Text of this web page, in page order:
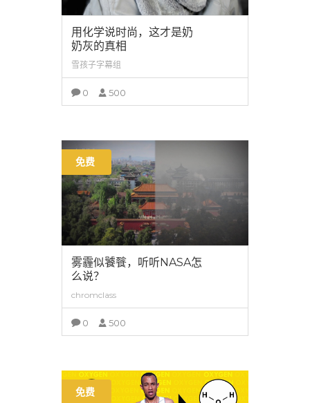
用化学说时尚，这才是奶
奶灰的真相
雪孩子字幕组
0 500
免费
雾霾似饕餮，听听NASA怎
么说？
chromclass
0 500
免费